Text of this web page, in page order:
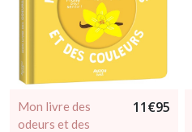
Mon livre des
odeurs et des
11€95